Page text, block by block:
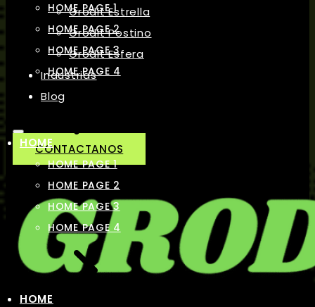
Grodit Estrella
Grodit Postino
Grodit Esfera
Industrias
Blog
CONTACTANOS
HOME PAGE 1
HOME PAGE 2
HOME PAGE 3
HOME PAGE 4
HOME
HOME PAGE 1
HOME PAGE 2
HOME PAGE 3
HOME PAGE 4
HOME